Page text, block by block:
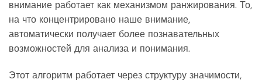
внимание работает как механизмом ранжирования. То,
на что концентрировано наше внимание,
автоматически получает более познавательных
возможностей для анализа и понимания.
Этот алгоритм работает через структуру значимости,